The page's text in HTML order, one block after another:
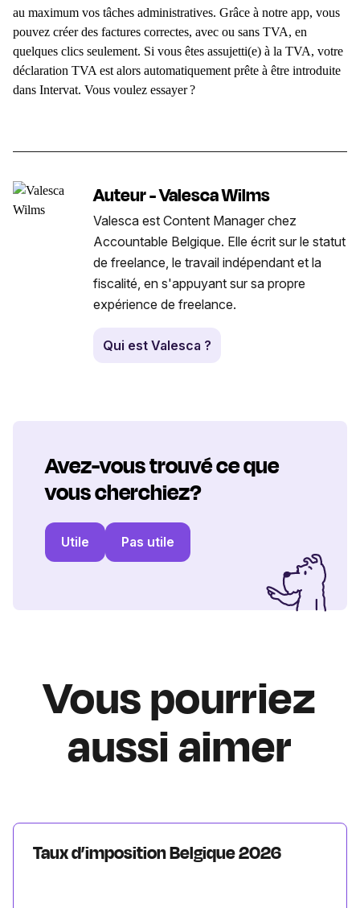
au maximum vos tâches administratives. Grâce à notre app, vous
pouvez créer des factures correctes, avec ou sans TVA, en
quelques clics seulement. Si vous êtes assujetti(e) à la TVA, votre
déclaration TVA est alors automatiquement prête à être introduite
dans Intervat. Vous voulez essayer?
Auteur - Valesca Wilms
Valesca est Content Manager chez
Accountable Belgique. Elle écrit sur le statut
de freelance, le travail indépendant et la
fiscalité, en s'appuyant sur sa propre
expérience de freelance.
Qui est Valesca ?
Avez-vous trouvé ce que
vous cherchiez?
Utile Pas utile
Vous pourriez
aussi aimer
Taux d’imposition Belgique 2026